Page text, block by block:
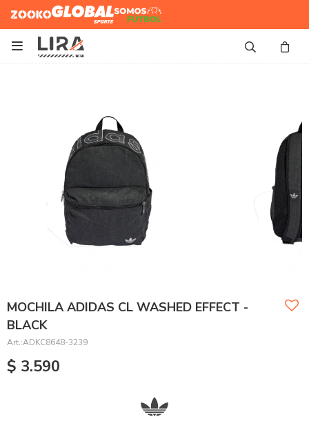
Zooko Global Sports
Somos
Futbol

MOCHILA ADIDAS CL WASHED EFFECT -
BLACK
ADKC8648-3239
$ 3.590